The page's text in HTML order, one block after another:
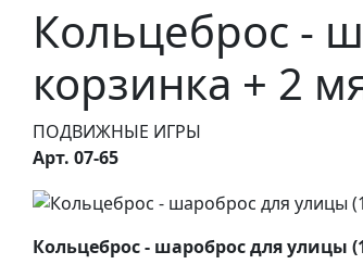
Кольцеброс -
корзинка + 2
ПОДВИЖНЫЕ ИГРЫ
Арт. 07-65
Кольцеброс - шароброс для улицы